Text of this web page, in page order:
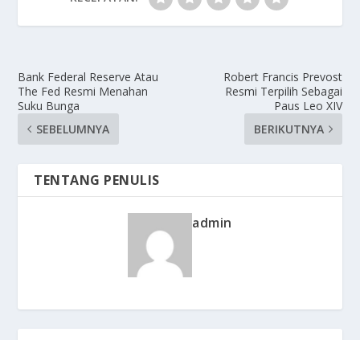
Bank Federal Reserve Atau
The Fed Resmi Menahan
Suku Bunga
SEBELUMNYA
Robert Francis Prevost
Resmi Terpilih Sebagai
Paus Leo XIV
BERIKUTNYA
TENTANG PENULIS
admin